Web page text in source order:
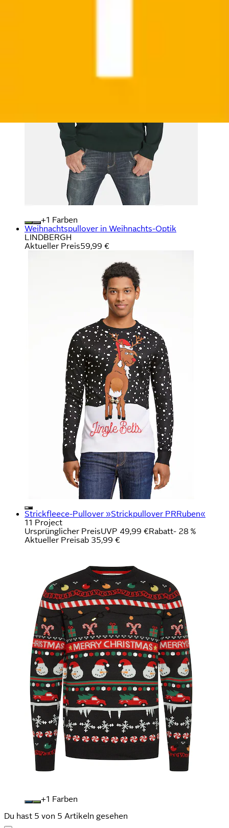
+
Farben
Weihnachtspullover in Weihnachts-Optik
LINDBERGH
Aktueller Preis59,99 €
Strickfleece-Pullover »Strickpullover PRRuben«
11 Project
Ursprünglicher PreisUVP 49,99 €Rabatt- 28 %
Aktueller Preisab 35,99 €
+
Farben
Du hast 5 von 5 Artikeln gesehen